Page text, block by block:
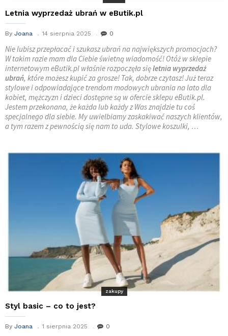
Letnia wyprzedaż ubrań w eButik.pl
By Joana 14 sierpnia 2025 0
Nie lubisz przepłacać i szukasz ubrań na największych promocjach?
W takim razie mam dla Ciebie świetną wiadomość! Otóż w sklepie
internetowym eButik.pl właśnie rozpoczęła sięletnia wyprzedaż
ubrań, które możesz kupić za grosze! Tak, dobrze czytasz! Już teraz
stylowe i odpowiadające trendom modowych ubrania na lato dla
kobiet, mężczyzn i dzieci dostępne są w ofercie sklepu eButik.pl.
Jestem przekonana, że każda lub każdy z Was znajdzie tu coś
specjalnego dla siebie. My uwielbiamy zaskakiwać naszych klientów,
a tym razem z pewnością się nam to uda. Stylowe koszulki, …
zakupy
Styl basic – co to jest?
By Joana 1 sierpnia 2025 0